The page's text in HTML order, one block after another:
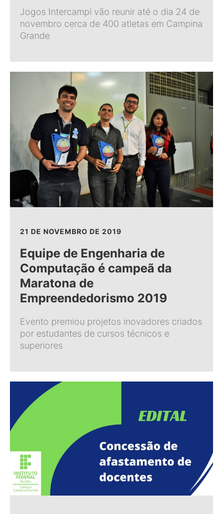
Jogos Intercampi vão reunir até o dia 24 de
novembro cerca de 400 atletas em Campina
Grande
21 DE NOVEMBRO DE 2019
Equipe de Engenharia de
Computação é campeã da
Maratona de
Empreendedorismo 2019
Evento premiou projetos inovadores criados
por estudantes de cursos técnicos e
superiores